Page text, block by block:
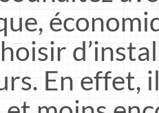
En effet,